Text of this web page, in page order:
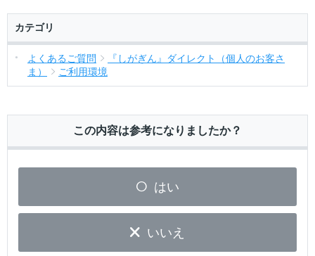
カテゴリ
よくあるご質問
『しがぎん』ダイレクト（個人のお客さ
ま）
ご利用環境
この内容は参考になりましたか？
はい
いいえ